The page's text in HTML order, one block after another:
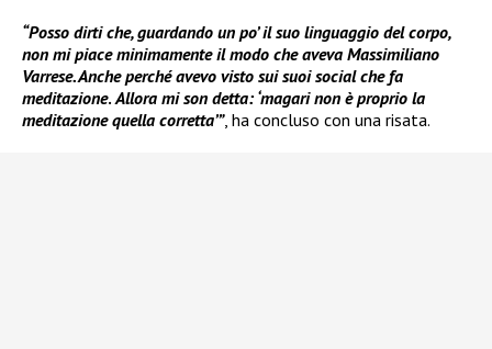
“Posso dirti che, guardando un po’ il suo linguaggio del corpo,
non mi piace minimamente il modo che aveva Massimiliano
Varrese. Anche perché avevo visto sui suoi social che fa
meditazione. Allora mi son detta: ‘magari non è proprio la
meditazione quella corretta’”, ha concluso con una risata.